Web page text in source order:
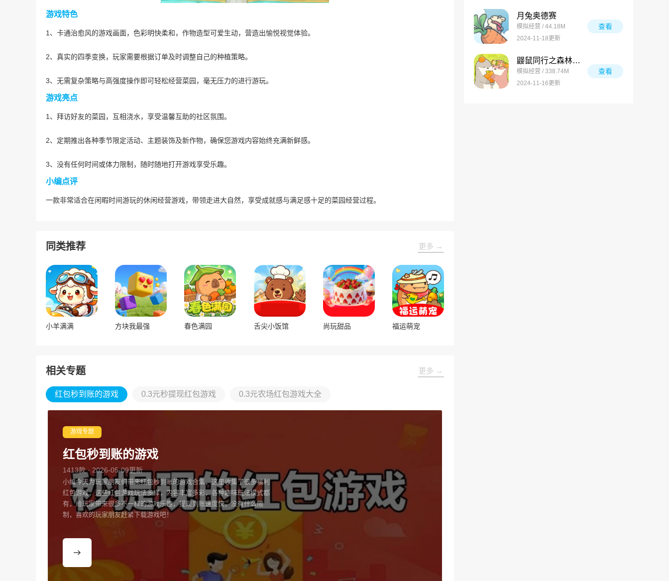
游戏特色
1、卡通治愈风的游戏画面，色彩明快柔和，作物造型可爱生动，营造出愉悦视觉体验。
2、真实的四季变换，玩家需要根据订单及时调整自己的种植策略。
3、无需复杂策略与高强度操作即可轻松经营菜园，毫无压力的进行游玩。
游戏亮点
1、拜访好友的菜园，互相浇水，享受温馨互助的社区氛围。
2、定期推出各种季节限定活动、主题装饰及新作物，确保您游戏内容始终充满新鲜感。
3、没有任何时间或体力限制，随时随地打开游戏享受乐趣。
小编点评
一款非常适合在闲暇时间游玩的休闲经营游戏，带领走进大自然，享受成就感与满足感十足的菜园经营过程。
同类推荐 更多 →
小羊满满 方块我最强 春色满园 舌尖小饭馆 尚玩甜品 福运萌宠
相关专题 更多 →
红包秒到账的游戏 0.3元秒提现红包游戏 0.3元农场红包游戏大全
游戏专题
红包秒到账的游戏
1413款 · 2026-05-09更新
小编今天为玩家朋友们带来红包秒到账的游戏合集，这里收集了很多福利
红包游戏，这些红包游戏玩法多样，内容丰富多彩，各种趣味玩法模式都
有，给玩家带来很多不一样的游戏乐趣，提现到账速度快，没有什么限
制，喜欢的玩家朋友赶紧下载游戏吧！
月兔奥德赛
模拟经营 / 44.18M
2024-11-18更新
查看
鼹鼠同行之森林之家万圣节版
模拟经营 / 338.74M
2024-11-16更新
查看